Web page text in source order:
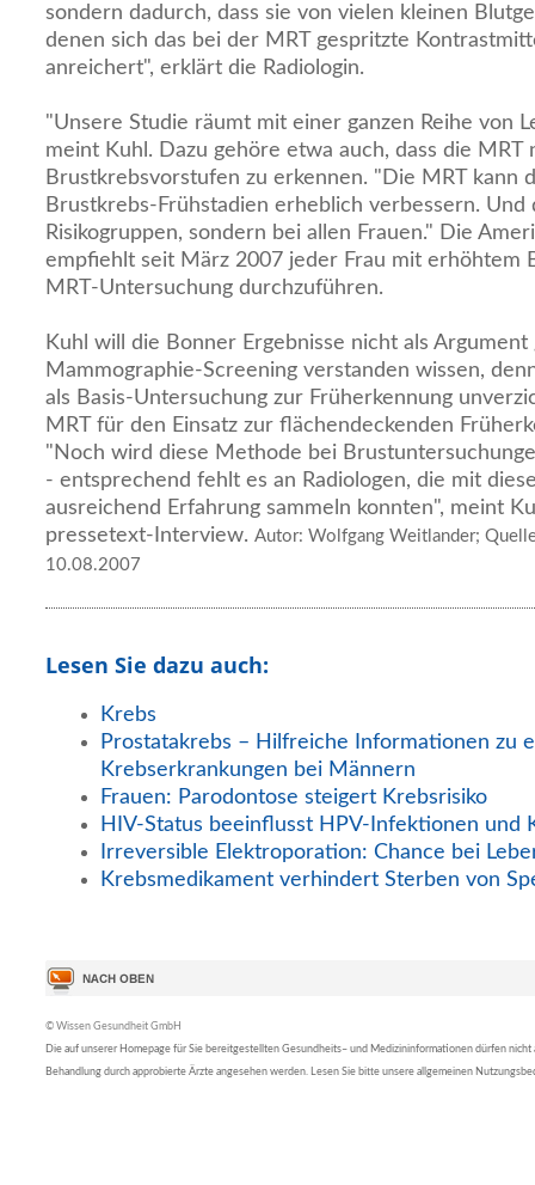
sondern dadurch, dass sie von vielen kleinen
denen sich das bei der MRT gespritzte
anreichert", erklärt die Radiologin.
"Unsere Studie räumt mit einer ganzen Reihe von
meint Kuhl. Dazu gehöre etwa auch, dass die MRT
Brustkrebsvorstufen zu erkennen. "Die MRT kann
Brustkrebs-Frühstadien erheblich verbessern. Und
Risikogruppen, sondern bei allen Frauen." Die
empfiehlt seit März 2007 jeder Frau mit erhöhtem
MRT-Untersuchung durchzuführen.
Kuhl will die Bonner Ergebnisse nicht als Argument
Mammographie-Screening verstanden wissen,
als Basis-Untersuchung zur Früherkennung
MRT für den Einsatz zur flächendeckenden
"Noch wird diese Methode bei
- entsprechend fehlt es an Radiologen, die mit
ausreichend Erfahrung sammeln konnten", meint
pressetext-Interview. Autor: Wolfgang Weitlander;
10.08.2007
Lesen Sie dazu auch:
Krebs
Prostatakrebs – Hilfreiche Informationen zu
Krebserkrankungen bei Männern
Frauen: Parodontose steigert Krebsrisiko
HIV-Status beeinflusst HPV-Infektionen und
Irreversible Elektroporation: Chance bei
Krebsmedikament verhindert Sterben von
© Wissen Gesundheit GmbH
Die auf unserer Homepage für Sie bereitgestellten Gesundheits– und Medizininformationen dürfen nicht
Behandlung durch approbierte Ärzte angesehen werden. Lesen Sie bitte unsere allgemeinen